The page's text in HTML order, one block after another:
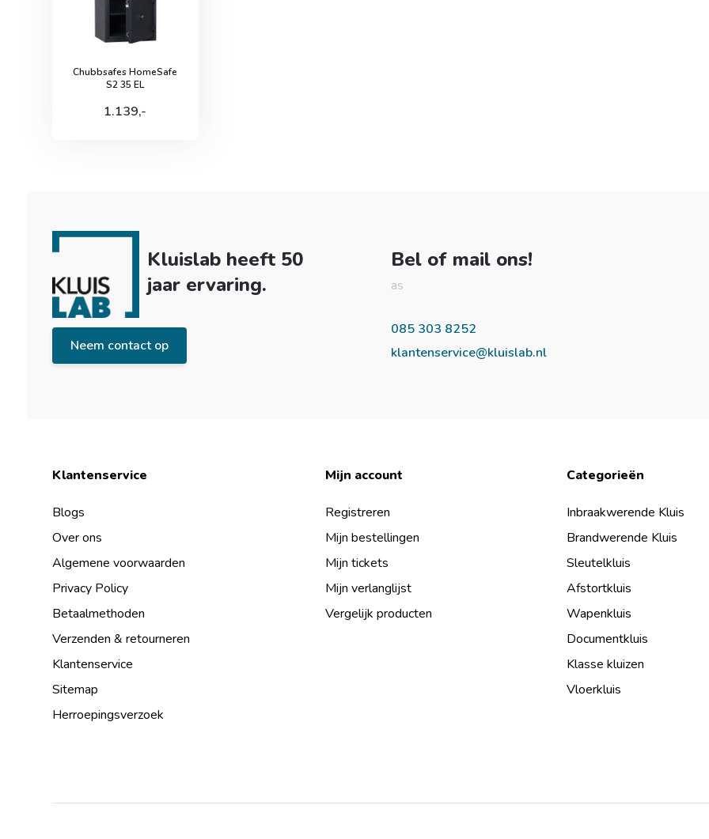
Chubbsafes HomeSafe
S2 35 EL
1.139,-
Kluislab heeft 50
jaar ervaring.
Neem contact op
Bel of mail ons!
as
085 303 8252
klantenservice@kluislab.nl
Klantenservice
Blogs
Over ons
Algemene voorwaarden
Privacy Policy
Betaalmethoden
Verzenden & retourneren
Klantenservice
Sitemap
Herroepingsverzoek
Mijn account
Registreren
Mijn bestellingen
Mijn tickets
Mijn verlanglijst
Vergelijk producten
Categorieën
Inbraakwerende Kluis
Brandwerende Kluis
Sleutelkluis
Afstortkluis
Wapenkluis
Documentkluis
Klasse kluizen
Vloerkluis